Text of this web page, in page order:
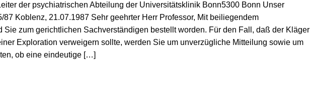
der psychiatrischen Abteilung der Universitätsklinik Bonn5300 Bonn Unser
87 Koblenz, 21.07.1987 Sehr geehrter Herr Professor, Mit beiliegendem
Sie zum gerichtlichen Sachverständigen bestellt worden. Für den Fall, daß der Kläger
Exploration verweigern sollte, werden Sie um unverzügliche Mitteilung sowie um
ob eine eindeutige […]